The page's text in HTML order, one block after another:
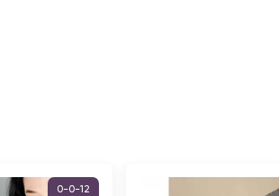
0-0-12